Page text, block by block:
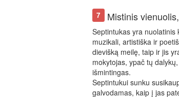
7 Mistinis
Septintukas yra nuolatinis
muzikali, artistiška ir
dievišką meilę, taip ir jis
mokytojas, ypač tų
išmintingas.
Septintukui sunku
galvodamas, kaip į jas